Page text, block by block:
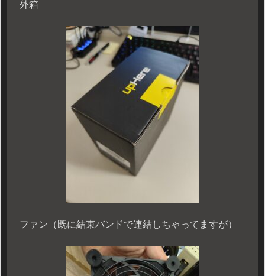
外箱
ファン（既に結束バンドで連結しちゃってますが）